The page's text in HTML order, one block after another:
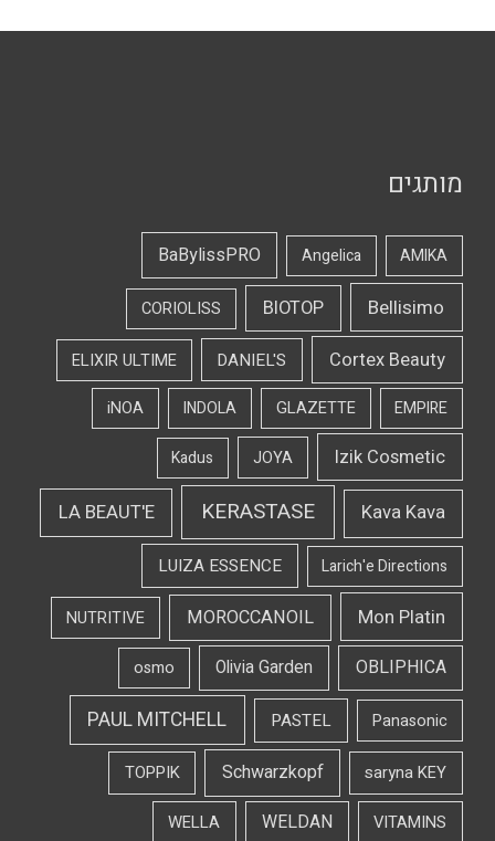
מותגים
AMIKA
Angelica
BaBylissPRO
Bellisimo
BIOTOP
CORIOLISS
Cortex Beauty
DANIEL'S
ELIXIR ULTIME
EMPIRE
GLAZETTE
INDOLA
iNOA
Izik Cosmetic
JOYA
Kadus
Kava Kava
KERASTASE
LA BEAUT'E
Larich'e Directions
LUIZA ESSENCE
Mon Platin
MOROCCANOIL
NUTRITIVE
OBLIPHICA
Olivia Garden
osmo
Panasonic
PASTEL
PAUL MITCHELL
saryna KEY
Schwarzkopf
TOPPIK
VITAMINS
WELDAN
WELLA